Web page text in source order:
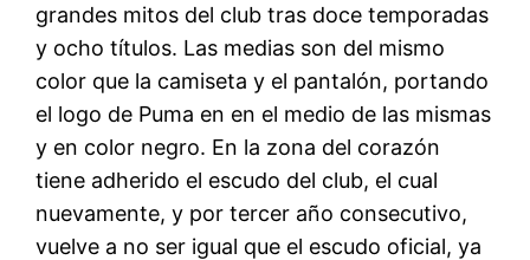
grandes mitos del club tras doce temporadas
y ocho títulos. Las medias son del mismo
color que la camiseta y el pantalón, portando
el logo de Puma en en el medio de las mismas
y en color negro. En la zona del corazón
tiene adherido el escudo del club, el cual
nuevamente, y por tercer año consecutivo,
vuelve a no ser igual que el escudo oficial, ya